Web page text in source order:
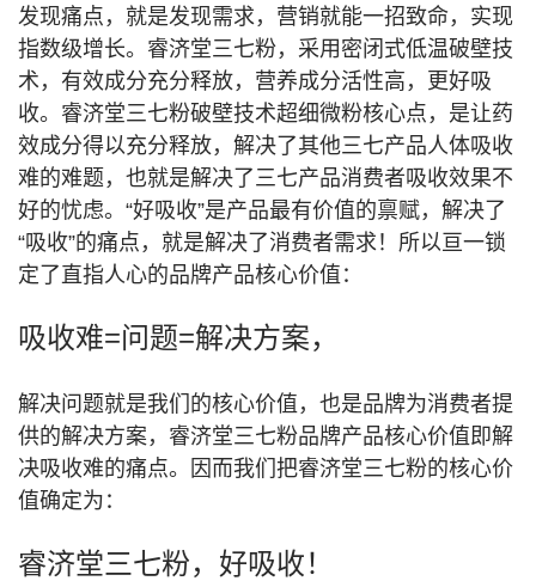
发现痛点，就是发现需求，营销就能一招致命，实现
指数级增长。 睿济堂三七粉，采用密闭式低温破壁技
术，有效成分充分释放，营养成分活性高，更好吸
收。 睿济堂三七粉破壁技术超细微粉核心点，是让药
效成分得以充分释放，解决了其他三七产品人体吸收
难的难题，也就是解决了三七产品消费者吸收效果不
好的忧虑。 “好吸收”是产品最有价值的禀赋，解决了
“吸收”的痛点，就是解决了消费者需求！ 所以亘一锁
定了直指人心的品牌产品核心价值：
吸收难=问题=解决方案，
解决问题就是我们的核心价值，也是品牌为消费者提
供的解决方案， 睿济堂三七粉品牌产品核心价值即解
决吸收难的痛点。
因而我们把睿济堂三七粉的核心价
值确定为：
睿济堂三七粉，好吸收！